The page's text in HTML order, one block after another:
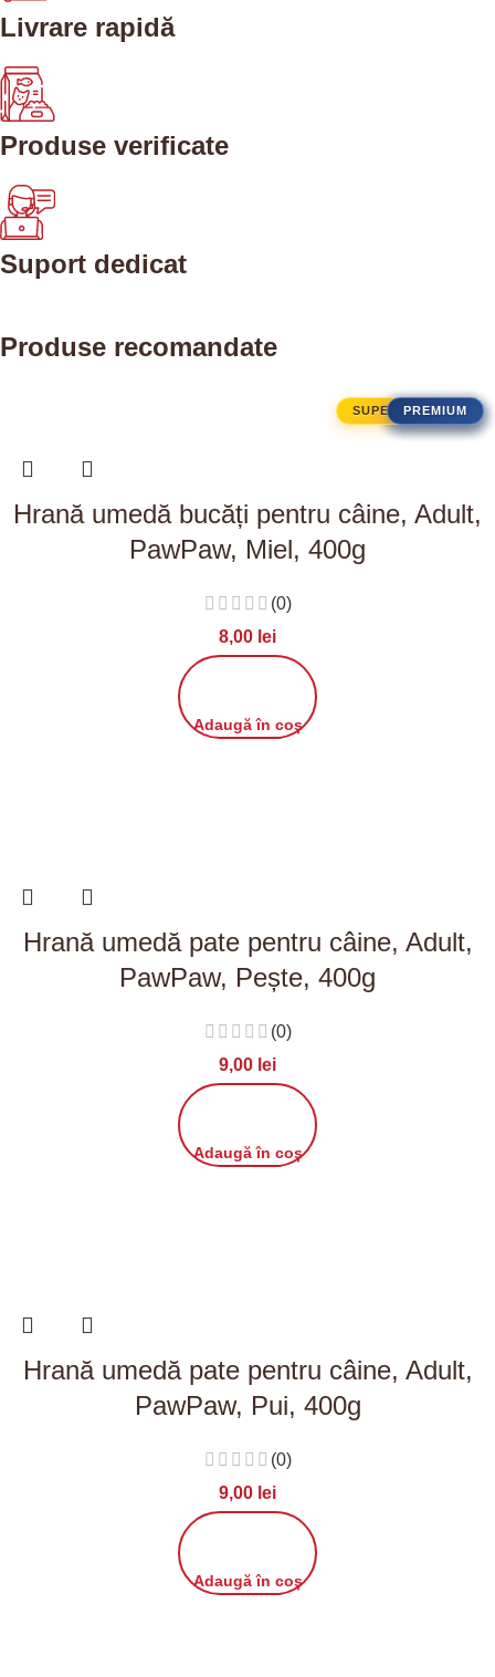
Livrare rapidă
Produse verificate
Suport dedicat
Produse recomandate
PREMIUM
Hrană umedă bucăți pentru câine, Adult,
PawPaw, Miel, 400g
(0)
8,00 lei
Adaugă în coș
PREMIUM
Hrană umedă pate pentru câine, Adult,
PawPaw, Pește, 400g
(0)
9,00 lei
Adaugă în coș
PREMIUM
Hrană umedă pate pentru câine, Adult,
PawPaw, Pui, 400g
(0)
9,00 lei
Adaugă în coș
SUPER PREMIUM
PREMIUM